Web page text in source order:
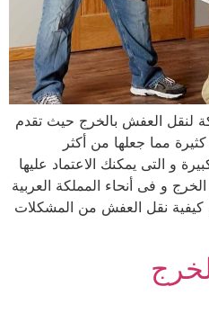
العفش بالخرج حيث تقدم
مما جعلها من أكثر
و التى يمكنك الاعتماد عليها
و فى أنحاء المملكة العربية
كيفية نقل العفش من المشكلات